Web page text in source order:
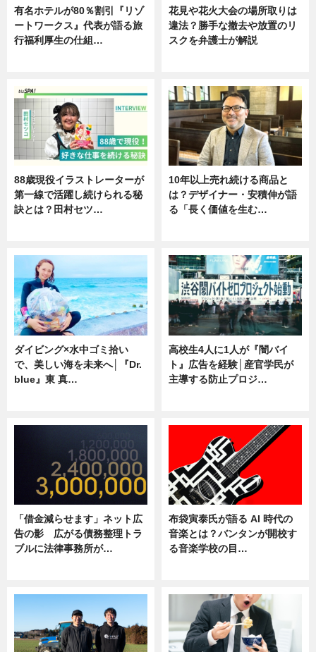
有名ホテルが80％割引『リゾ
ートワークス』代表が語る旅
行福利厚生の仕組…
花見や花火大会の場所取りは
違法？勝手な撤去や放置のリ
スクを弁護士が解説
88歳現役イラストレーターが
第一線で活躍し続けられる秘
訣とは？田村セツ…
10年以上売れ続ける商品と
は？デザイナー・安積伸が語
る「長く価値を生む…
ダイビング×水中ゴミ拾い
で、美しい海を未来へ│『Dr.
blue』東 真…
高校生4人に1人が『闇バイ
ト』広告を経験│産官学民が
主導する防止プロジ…
「借金減らせます」ネット広
告の影 広がる債務整理トラ
ブルに法律事務所が…
布袋寅泰氏が語る AI 時代の
音楽とは？バンタンが開校す
る音楽学校の目…